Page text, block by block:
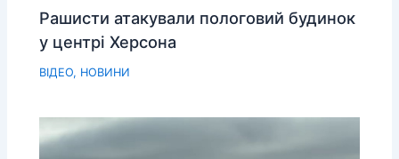
Рашисти атакували пологовий будинок
у центрі Херсона
ВІДЕО, НОВИНИ